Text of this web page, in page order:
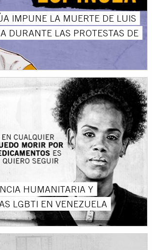
IMPUNE LA MUERTE DE LUIS
DURANTE LAS PROTESTAS DE
HUMANITARIA Y
LGBTI EN VENEZUELA